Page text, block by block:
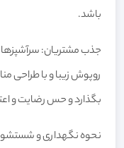
باشد.
جذب مشتریان:
روپوش زیبا و با طراحی
بگذارد و حس رضایت و
نحوه نگهداری و